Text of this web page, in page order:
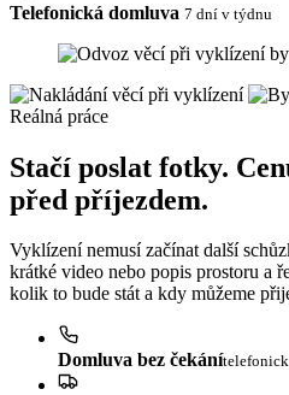
Telefonická domluva 7 dní v týdnu
Reálná práce
Stačí poslat fotky.
před příjezdem.
Vyklízení nemusí začínat další
krátké video nebo popis prostoru a
kolik to bude stát a kdy můžeme
Domluva bez čekání